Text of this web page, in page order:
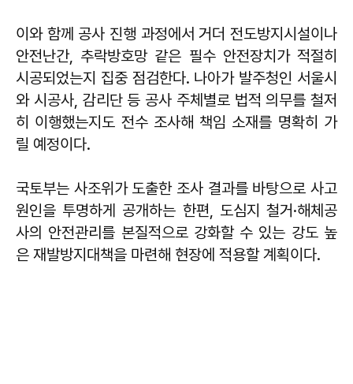
이와 함께 공사 진행 과정에서 거더 전도방지시설이나
안전난간, 추락방호망 같은 필수 안전장치가 적절히
시공되었는지 집중 점검한다. 나아가 발주청인 서울시
와 시공사, 감리단 등 공사 주체별로 법적 의무를 철저
히 이행했는지도 전수 조사해 책임 소재를 명확히 가
릴 예정이다.
국토부는 사조위가 도출한 조사 결과를 바탕으로 사고
원인을 투명하게 공개하는 한편, 도심지 철거·해체공
사의 안전관리를 본질적으로 강화할 수 있는 강도 높
은 재발방지대책을 마련해 현장에 적용할 계획이다.